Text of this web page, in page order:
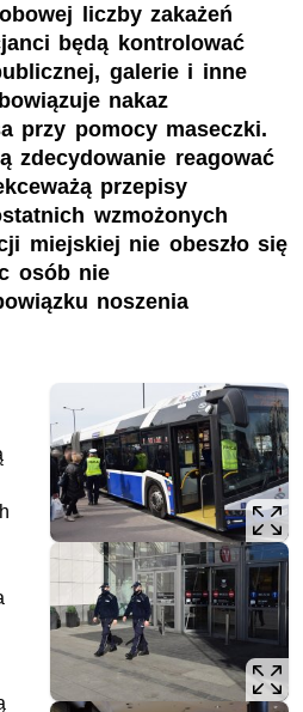
liczby zakażeń
będą kontrolować
galerie i inne
nakaz
przy pomocy maseczki.
zdecydowanie reagować
przepisy
wzmożonych
miejskiej nie obeszło się
osób nie
noszenia